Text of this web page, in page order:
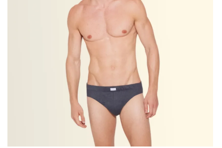
¿Crear una cuenta?